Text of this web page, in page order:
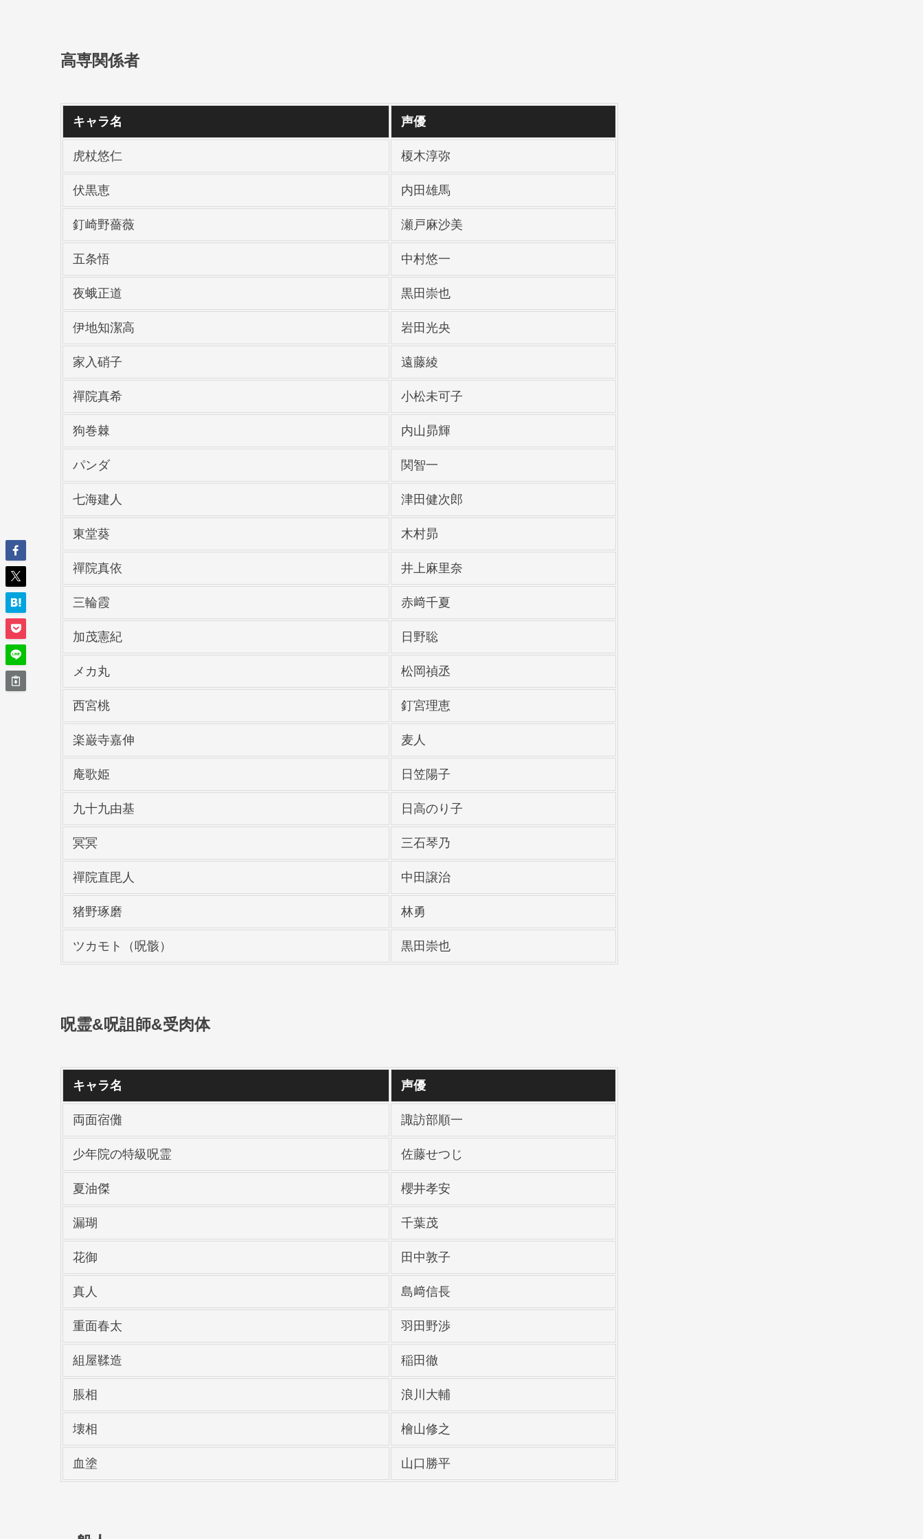
高専関係者
キャラ名 声優
虎杖悠仁 榎木淳弥
伏黒恵 内田雄馬
釘崎野薔薇 瀬戸麻沙美
五条悟 中村悠一
夜蛾正道 黒田崇也
伊地知潔高 岩田光央
家入硝子 遠藤綾
禪院真希 小松未可子
狗巻棘 内山昴輝
パンダ 関智一
七海建人 津田健次郎
東堂葵 木村昴
禪院真依 井上麻里奈
三輪霞 赤﨑千夏
加茂憲紀 日野聡
メカ丸 松岡禎丞
西宮桃 釘宮理恵
楽巌寺嘉伸 麦人
庵歌姫 日笠陽子
九十九由基 日高のり子
冥冥 三石琴乃
禪院直毘人 中田譲治
猪野琢磨 林勇
ツカモト（呪骸） 黒田崇也
呪霊&呪詛師&受肉体
キャラ名 声優
両面宿儺 諏訪部順一
少年院の特級呪霊 佐藤せつじ
夏油傑 櫻井孝安
漏瑚 千葉茂
花御 田中敦子
真人 島﨑信長
重面春太 羽田野渉
組屋鞣造 稲田徹
脹相 浪川大輔
壊相 檜山修之
血塗 山口勝平